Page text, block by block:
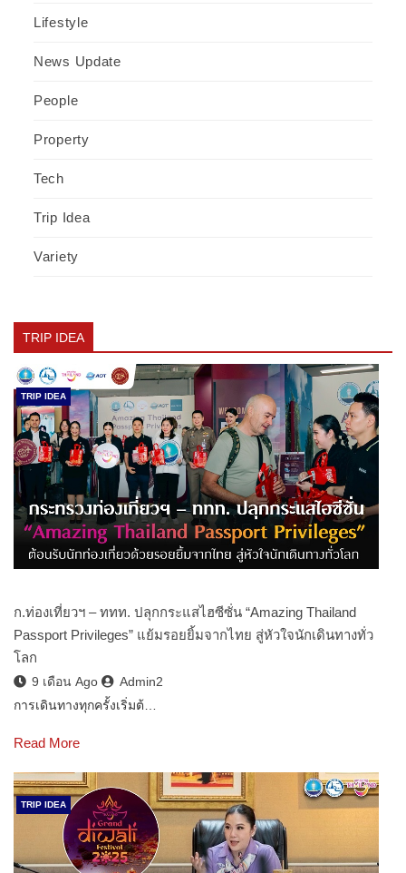
Lifestyle
News Update
People
Property
Tech
Trip Idea
Variety
TRIP IDEA
TRIP IDEA
ก.ท่องเที่ยวฯ – ททท. ปลุกกระแสไฮซีซั่น “Amazing Thailand
Passport Privileges” แย้มรอยยิ้มจากไทย สู่หัวใจนักเดินทางทั่ว
โลก
9 เดือน Ago
Admin2
การเดินทางทุกครั้งเริ่มต้…
Read More
TRIP IDEA